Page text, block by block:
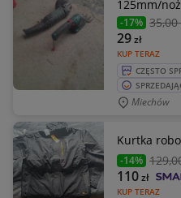
125mm/
-17% 35,00
KUP TERAZ
29zł
CZĘSTO
Miechów
Kurtka
-14% 129
KUP TERAZ
110zł